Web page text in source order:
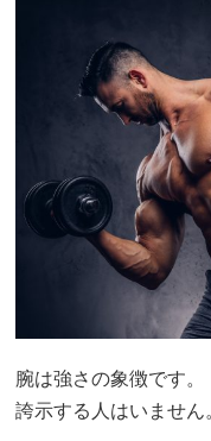
腕は強さの象徴です
誇示する人はいません